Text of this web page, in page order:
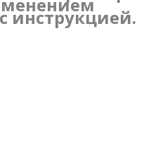
инструкцией.